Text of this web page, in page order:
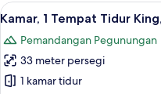
Tempat
King,
pemandangan
pelabuhan
Lihat
semua
foto
untuk
Kamar,
5
Kamar, 1 Tempat Tidur
Pemandangan Pegunungan
33 meter persegi
1 kamar tidur